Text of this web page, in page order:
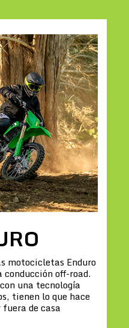
motocicletas Enduro
off-road.
una tecnología
tienen lo que hace
de casa